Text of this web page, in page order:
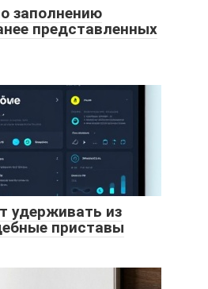
заполнению
представленных
удерживать из
приставы